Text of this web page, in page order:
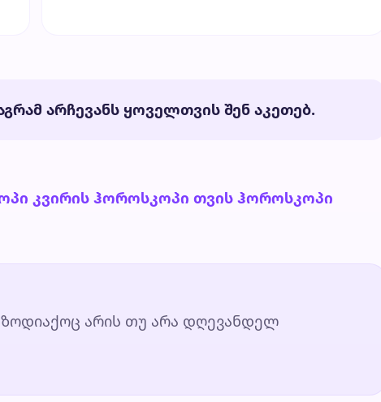
არჩევანს ყოველთვის შენ აკეთებ.
კვირის ჰოროსკოპი თვის ჰოროსკოპი
ზოდიაქოც არის თუ არა დღევანდელ